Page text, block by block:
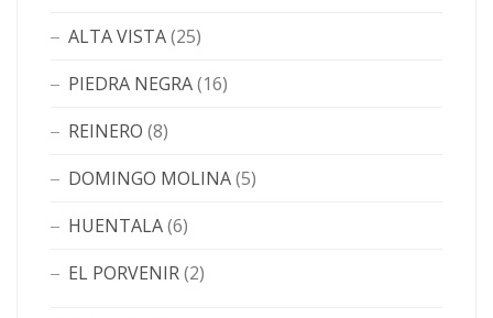
ALTA VISTA(25)
PIEDRA NEGRA(16)
REINERO (8)
DOMINGO MOLINA(5)
HUENTALA(6)
EL PORVENIR(2)